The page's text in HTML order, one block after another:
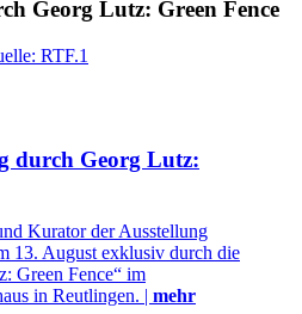
Georg Lutz: Green Fence
durch Georg Lutz:
Kurator der Ausstellung
13. August exklusiv durch die
Green Fence“ im
in Reutlingen. | mehr